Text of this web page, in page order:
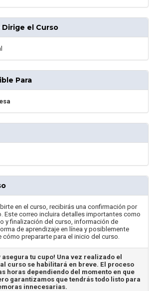
el Curso
Para
en el curso, recibirás una confirmación por
Este correo incluira detalles importantes como
y finalización del curso, información de
de aprendizaje en línea y posiblemente
prepararte para el inicio del curso.
asegura tu cupo! Una vez realizado el
curso se habilitará en breve. El proceso
horas dependiendo del momento en que
garantizamos que tendrás todo listo para
innecesarias.